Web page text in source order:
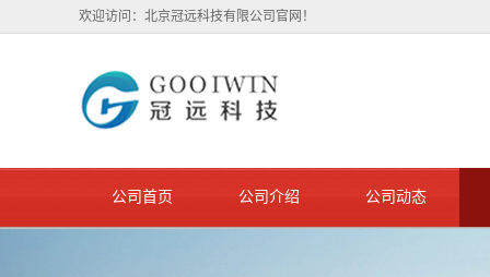
欢迎访问：北京冠远科技有限公司官网！
公司首页 公司介绍 公司动态